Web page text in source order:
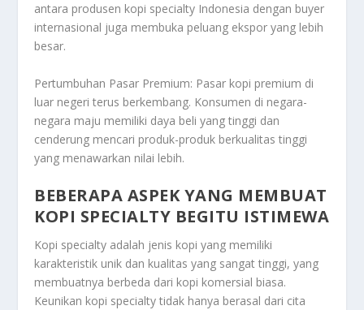
antara produsen kopi specialty Indonesia dengan buyer
internasional juga membuka peluang ekspor yang lebih
besar.
Pertumbuhan Pasar Premium: Pasar kopi premium di
luar negeri terus berkembang. Konsumen di negara-
negara maju memiliki daya beli yang tinggi dan
cenderung mencari produk-produk berkualitas tinggi
yang menawarkan nilai lebih.
BEBERAPA ASPEK YANG MEMBUAT
KOPI SPECIALTY BEGITU ISTIMEWA
Kopi specialty adalah jenis kopi yang memiliki
karakteristik unik dan kualitas yang sangat tinggi, yang
membuatnya berbeda dari kopi komersial biasa.
Keunikan kopi specialty tidak hanya berasal dari cita